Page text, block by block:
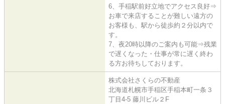
6、手稲駅前好立地でアクセス良好⇒
お車で来店することが難しい遠方の
お客様も、駅から徒歩約２分以内で
す。
7、夜20時以降のご案内も可能⇒残業
で遅くなった・仕事が常に遅く終わ
る方お待ちしております。
株式会社さくらの不動産
北海道札幌市手稲区手稲本町一条３
丁目4-5 藤川ビル２F